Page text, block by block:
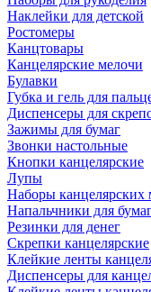
Наклейки для детской
Ростомеры
Канцтовары
Канцелярские мелочи
Булавки
Губка и гель для
Диспенсеры для
Зажимы для бумаг
Звонки настольные
Кнопки канцелярские
Лупы
Наборы канцелярских
Напальчники для
Резинки для денег
Скрепки канцелярские
Клейкие ленты
Диспенсеры для